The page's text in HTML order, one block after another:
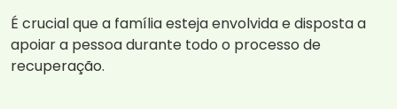
É crucial que a família esteja envolvida e disposta a
apoiar a pessoa durante todo o processo de
recuperação.